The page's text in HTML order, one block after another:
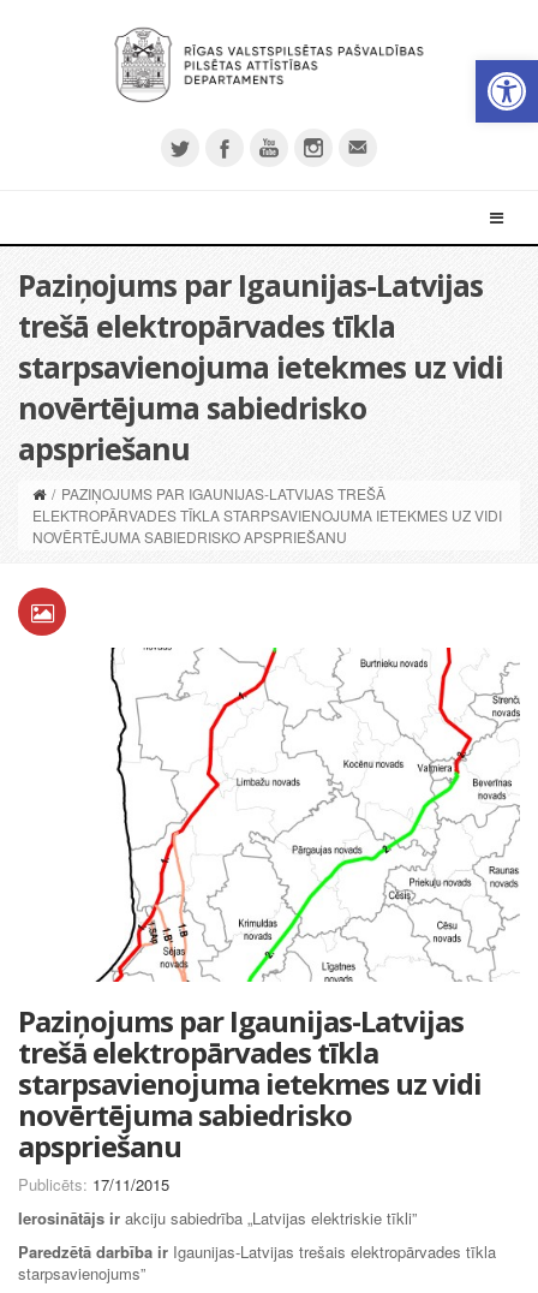
Paziņojums par Igaunijas-Latvijas
trešā elektropārvades tīkla
starpsavienojuma ietekmes uz vidi
novērtējuma sabiedrisko
apspriešanu
/ PAZIŅOJUMS PAR IGAUNIJAS-LATVIJAS TREŠĀ
ELEKTROPĀRVADES TĪKLA STARPSAVIENOJUMA IETEKMES UZ VIDI
NOVĒRTĒJUMA SABIEDRISKO APSPRIEŠANU
Paziņojums par Igaunijas-Latvijas
trešā elektropārvades tīkla
starpsavienojuma ietekmes uz vidi
novērtējuma sabiedrisko
apspriešanu
Publicēts: 17/11/2015
Ierosinātājs ir akciju sabiedrība „Latvijas elektriskie tīkli”
Paredzētā darbība ir Igaunijas-Latvijas trešais elektropārvades tīkla
starpsavienojums”